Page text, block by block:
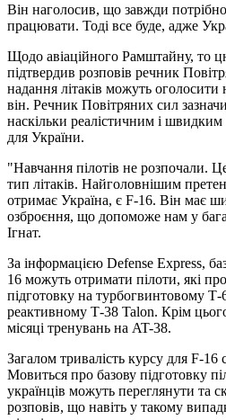
Він наголосив, що завжди
працювати. Тоді все буде, адже
Щодо авіаційного Рамштайну, то
підтвердив розповів речник
надання літаків можуть оголосити
він. Речник Повітряних сил
наскільки реалістичним і швидким
для України.
"Навчання пілотів не розпочали.
тип літаків. Найголовнішим
отримає Україна, є F-16. Він має
озброєння, що допоможе нам у
Ігнат.
За інформацією Defense Express,
16 можуть отримати пілоти, які
підготовку на турбогвинтовому Т-
реактивному Т-38 Talon. Крім
місяці тренувань на AT-38.
Загалом тривалість курсу для F-16
Мовиться про базову підготовку
українців можуть переглянути та
розповів, що навіть у такому